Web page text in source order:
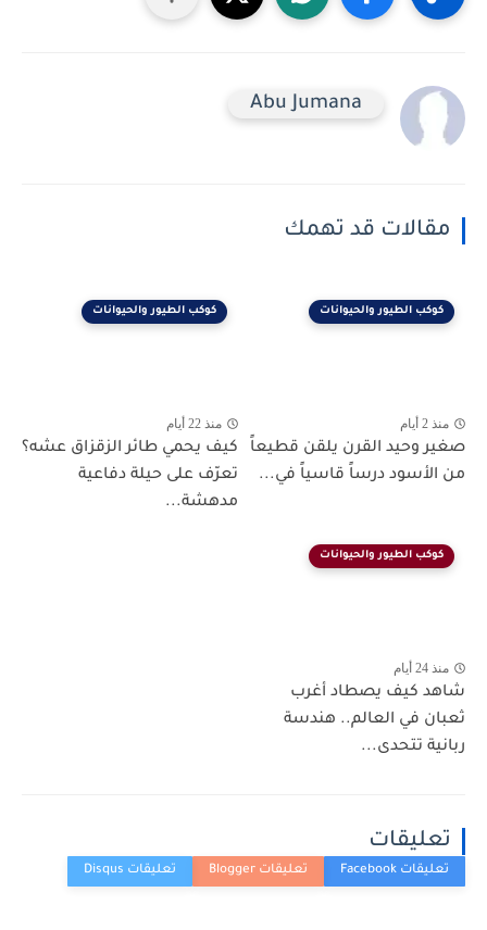
Abu Jumana
مقالات قد تهمك
كوكب الطيور والحيوانات
منذ 2 أيام
صغير وحيد القرن يلقن قطيعاً
من الأسود درساً قاسياً في...
كوكب الطيور والحيوانات
منذ 22 أيام
كيف يحمي طائر الزقزاق عشه؟
تعرّف على حيلة دفاعية
مدهشة...
كوكب الطيور والحيوانات
منذ 24 أيام
شاهد كيف يصطاد أغرب
ثعبان في العالم.. هندسة
ربانية تتحدى...
تعليقات